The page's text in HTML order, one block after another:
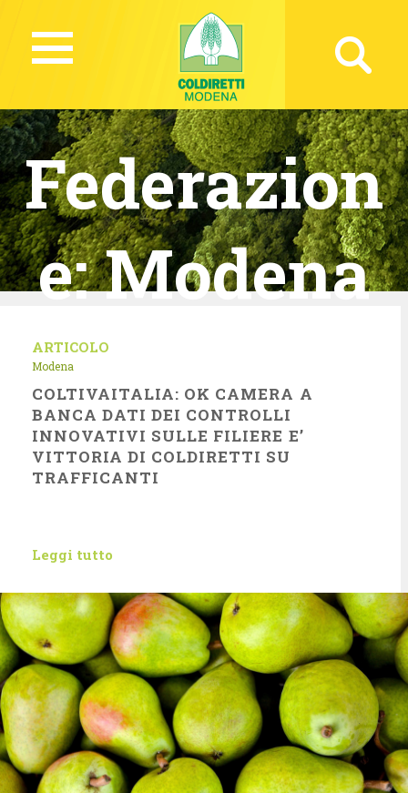
Federazion
e:Modena
ARTICOLO
Modena
COLTIVAITALIA: OK CAMERA A
BANCA DATI DEI CONTROLLI
INNOVATIVI SULLE FILIERE E’
VITTORIA DI COLDIRETTI SU
TRAFFICANTI
Leggi tutto